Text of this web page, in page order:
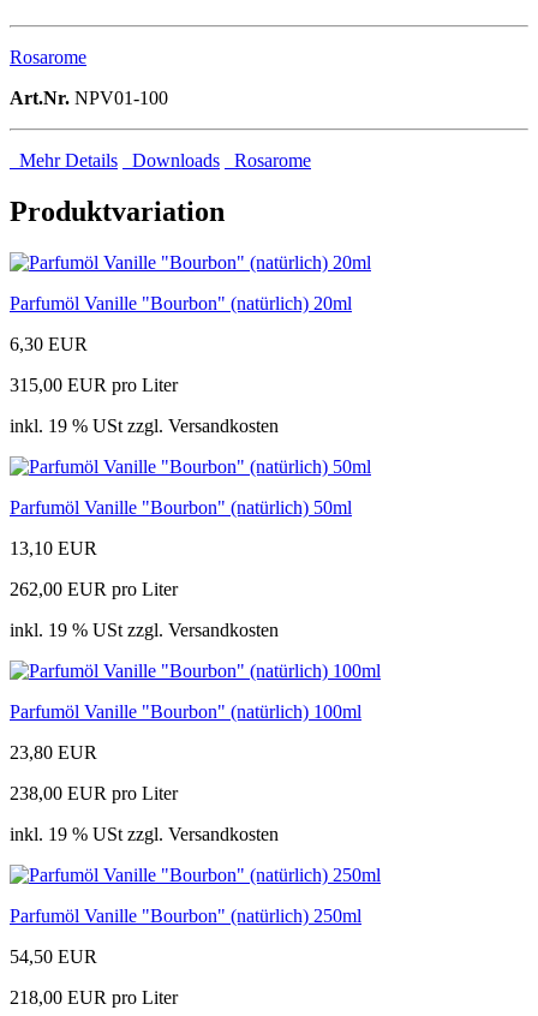
Rosarome
Art.Nr. NPV01-100
Mehr Details Downloads Rosarome
Produktvariation
Parfumöl Vanille "Bourbon" (natürlich) 20ml
6,30 EUR
315,00 EUR pro Liter
inkl. 19 % USt zzgl. Versandkosten
Parfumöl Vanille "Bourbon" (natürlich) 50ml
13,10 EUR
262,00 EUR pro Liter
inkl. 19 % USt zzgl. Versandkosten
Parfumöl Vanille "Bourbon" (natürlich) 100ml
23,80 EUR
238,00 EUR pro Liter
inkl. 19 % USt zzgl. Versandkosten
Parfumöl Vanille "Bourbon" (natürlich) 250ml
54,50 EUR
218,00 EUR pro Liter